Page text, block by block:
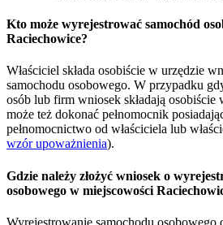
Kto może wyrejestrować samochód
Raciechowice?
Właściciel składa osobiście w urzędzie
samochodu osobowego. W przypadku
osób lub firm wniosek składają osobiście
może też dokonać pełnomocnik
pełnomocnictwo od właściciela lub
wzór upoważnienia).
Gdzie należy złożyć wniosek o
osobowego w miejscowości
Wyrejestrowanie samochodu osobowego